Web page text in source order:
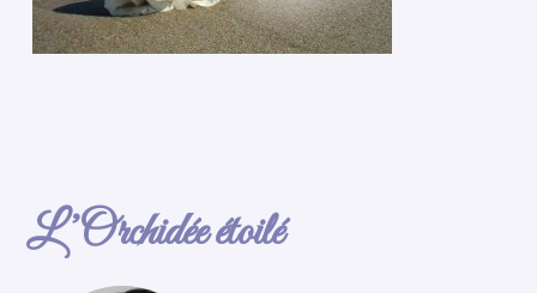
L’Orchidée étoilé